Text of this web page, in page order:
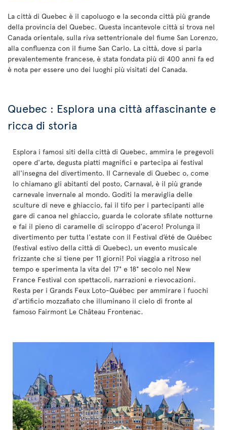
La città di Quebec è il capoluogo e la seconda città più grande
della provincia del Quebec. Questa incantevole città si trova nel
Canada orientale, sulla riva settentrionale del fiume San Lorenzo,
alla confluenza con il fiume San Carlo. La città, dove si parla
prevalentemente francese, è stata fondata più di 400 anni fa ed
è nota per essere uno dei luoghi più visitati del Canada.
Quebec : Esplora una città affascinante e
ricca di storia
Esplora i famosi siti della città di Quebec, ammira le pregevoli
opere d'arte, degusta piatti magnifici e partecipa ai festival
all'insegna del divertimento. Il Carnevale di Quebec o, come
lo chiamano gli abitanti del posto, Carnaval, è il più grande
carnevale invernale al mondo. Goditi la meraviglia delle
sculture di neve e ghiaccio, fai il tifo per i partecipanti alle
gare di canoa nel ghiaccio, guarda le colorate sfilate notturne
e fai il pieno di caramelle di sciroppo d'acero! Prolunga il
divertimento per tutta l'estate con il Festival d’été de Québec
(festival estivo della città di Quebec), un evento musicale
frizzante che si tiene per 11 giorni! Poi viaggia a ritroso nel
tempo e sperimenta la vita del 17° e 18° secolo nel New
France Festival con spettacoli, narrazioni e rievocazioni.
Resta per i Grands Feux Loto-Québec per ammirare i fuochi
d'artificio mozzafiato che illuminano il cielo di fronte al
famoso Fairmont Le Château Frontenac.